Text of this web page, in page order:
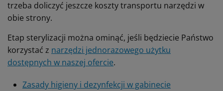
trzeba doliczyć jeszcze koszty transportu narzędzi w
obie strony.
Etap sterylizacji można ominąć, jeśli będziecie Państwo
korzystać z narzędzi jednorazowego użytku
dostępnych w naszej ofercie.
Zasady higieny i dezynfekcji w gabinecie